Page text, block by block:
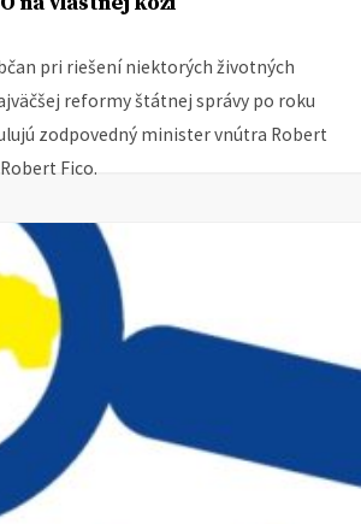
pri riešení niektorých životných
reformy štátnej správy po roku
zodpovedný minister vnútra Robert
Fico.